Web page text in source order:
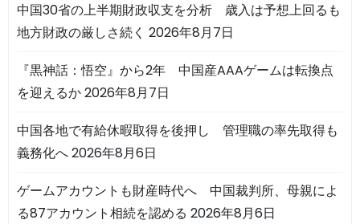
中国30省の上半期財政収支を分析 歳入は予想上回るも
地方財政の厳しさ続く 2026年8月7日
『黒神話：悟空』から2年 中国産AAAゲームは転換点
を迎えるか2026年8月7日
中国各地で有給休暇取得を後押し 管理職の率先取得も
義務化へ2026年8月6日
ゲームアカウントも財産時代へ 中国裁判所、母親によ
る87アカウント相続を認める 2026年8月6日